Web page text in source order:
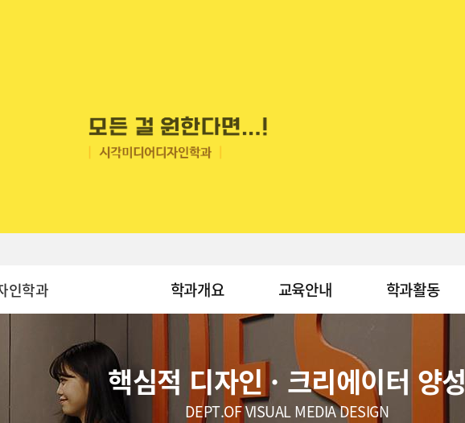
인학과 학과개요 교육안내 학과활동
핵심적 디자인 · 크리에이터 양성
DEPT.OF VISUAL MEDIA DESIGN